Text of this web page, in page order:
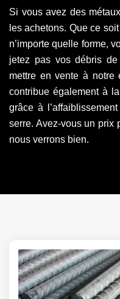
Si vous avez des
les achetons. Que ce
n’importe quelle forme,
jetez pas vos débris
mettre en vente à
contribue également à
grâce à
serre. Avez-vous un prix
nous verrons bien.